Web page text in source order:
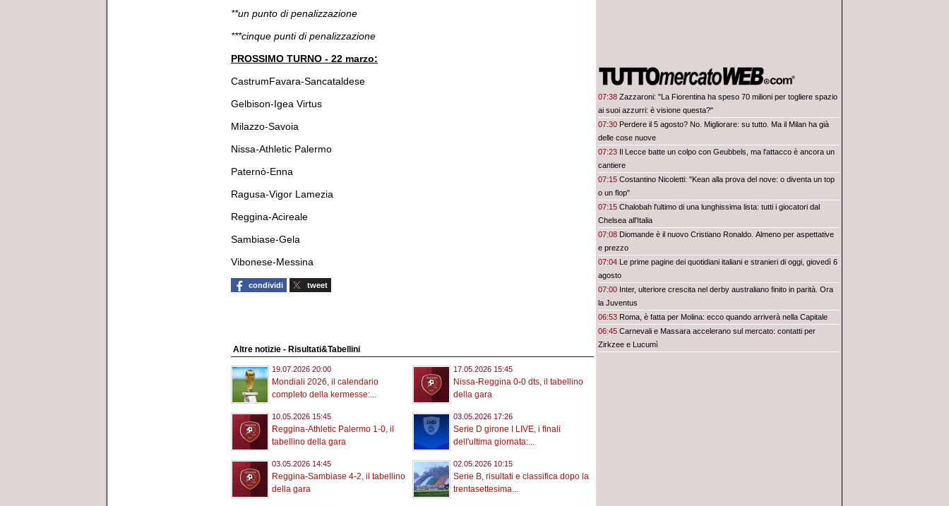
**un punto di penalizzazione
***cinque punti di penalizzazione
PROSSIMO TURNO - 22 marzo:
CastrumFavara-Sancataldese
Gelbison-Igea Virtus
Milazzo-Savoia
Nissa-Athletic Palermo
Paternò-Enna
Ragusa-Vigor Lamezia
Reggina-Acireale
Sambiase-Gela
Vibonese-Messina
condividi tweet
Altre notizie - Risultati&Tabellini
19.07.2026 20:00
Mondiali 2026, il calendario
completo della kermesse:...
17.05.2026 15:45
Nissa-Reggina 0-0 dts, il tabellino
della gara
10.05.2026 15:45
Reggina-Athletic Palermo 1-0, il
tabellino della gara
03.05.2026 17:26
Serie D girone I LIVE, i finali
dell'ultima giornata:...
03.05.2026 14:45
Reggina-Sambiase 4-2, il tabellino
della gara
02.05.2026 10:15
Serie B, risultati e classifica dopo la
trentasettesima...
07:38 Zazzaroni: "La Fiorentina ha speso 70 milioni per togliere spazio
ai suoi azzurri: è visione questa?"
07:30 Perdere il 5 agosto? No. Migliorare: su tutto. Ma il Milan ha già
delle cose nuove
07:23 Il Lecce batte un colpo con Geubbels, ma l'attacco è ancora un
cantiere
07:15 Costantino Nicoletti: "Kean alla prova del nove: o diventa un top
o un flop"
07:15 Chalobah l'ultimo di una lunghissima lista: tutti i giocatori dal
Chelsea all'Italia
07:08 Diomande è il nuovo Cristiano Ronaldo. Almeno per aspettative
e prezzo
07:04 Le prime pagine dei quotidiani italiani e stranieri di oggi, giovedì 6
agosto
07:00 Inter, ulteriore crescita nel derby australiano finito in parità. Ora
la Juventus
06:53 Roma, è fatta per Molina: ecco quando arriverà nella Capitale
06:45 Carnevali e Massara accelerano sul mercato: contatti per
Zirkzee e Lucumì